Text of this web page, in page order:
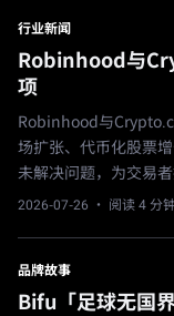
行业新闻
Robinhood与
项
Robinhood与
场扩张、代币化股票
未解决问题，为交易者
2026-07-26 · 阅读 4 分
品牌故事
Bifu「足球无国